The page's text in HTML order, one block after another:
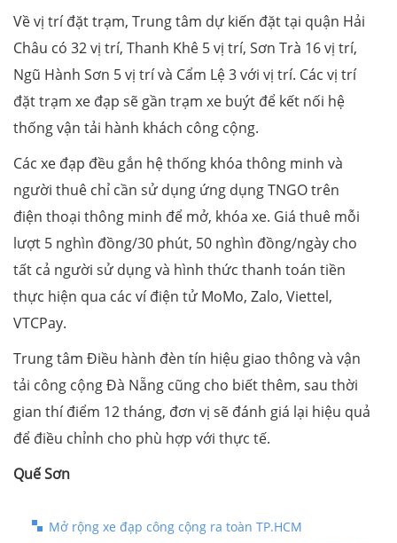
Về vị trí đặt trạm, Trung tâm dự kiến đặt tại quận Hải
Châu có 32 vị trí, Thanh Khê 5 vị trí, Sơn Trà 16 vị trí,
Ngũ Hành Sơn 5 vị trí và Cẩm Lệ 3 với vị trí. Các vị trí
đặt trạm xe đạp sẽ gần trạm xe buýt để kết nối hệ
thống vận tải hành khách công cộng.
Các xe đạp đều gắn hệ thống khóa thông minh và
người thuê chỉ cần sử dụng ứng dụng TNGO trên
điện thoại thông minh để mở, khóa xe. Giá thuê mỗi
lượt 5 nghìn đồng/30 phút, 50 nghìn đồng/ngày cho
tất cả người sử dụng và hình thức thanh toán tiền
thực hiện qua các ví điện tử MoMo, Zalo, Viettel,
VTCPay.
Trung tâm Điều hành đèn tín hiệu giao thông và vận
tải công cộng Đà Nẵng cũng cho biết thêm, sau thời
gian thí điểm 12 tháng, đơn vị sẽ đánh giá lại hiệu quả
để điều chỉnh cho phù hợp với thực tế.
Quế Sơn
Mở rộng xe đạp công cộng ra toàn TP.HCM